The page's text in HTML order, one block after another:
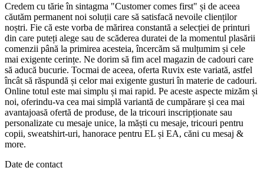
Credem cu tărie în sintagma "Customer comes first" și de aceea
căutăm permanent noi soluții care să satisfacă nevoile clienților
noștri. Fie că este vorba de mărirea constantă a selecției de printuri
din care puteți alege sau de scăderea duratei de la momentul plasării
comenzii până la primirea acesteia, încercăm să mulțumim și cele
mai exigente cerințe. Ne dorim să fim acel magazin de cadouri care
să aducă bucurie. Tocmai de aceea, oferta Ruvix este variată, astfel
încât să răspundă și celor mai exigente gusturi în materie de cadouri.
Online totul este mai simplu și mai rapid. Pe aceste aspecte mizăm și
noi, oferindu-va cea mai simplă variantă de cumpărare și cea mai
avantajoasă ofertă de produse, de la tricouri inscripționate sau
personalizate cu mesaje unice, la măști cu mesaje, tricouri pentru
copii, sweatshirt-uri, hanorace pentru EL și EA, căni cu mesaj &
more.
Date de contact